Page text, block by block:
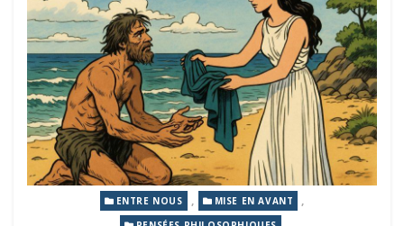
ENTRE NOUS , MISE EN AVANT ,